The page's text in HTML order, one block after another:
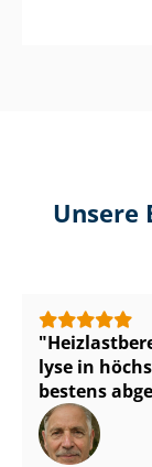
Unsere
ly­se in
bestens